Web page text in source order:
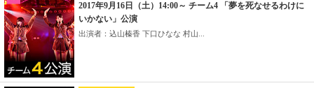
2017年9月16日（土）14:00～ チーム4 「夢を死なせるわけに
いかない」公演
出演者：込山榛香 下口ひなな 村山...